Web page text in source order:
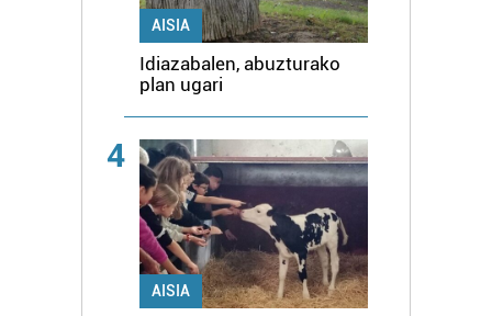
AISIA
Idiazabalen, abuzturako
plan ugari
4
AISIA